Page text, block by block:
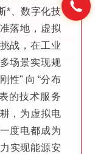
*、数字化技
落地，虚拟
战，在工业
场景实现规
性" 向 “分布
的技术服务
，为虚拟电
度电都成为
实现能源安